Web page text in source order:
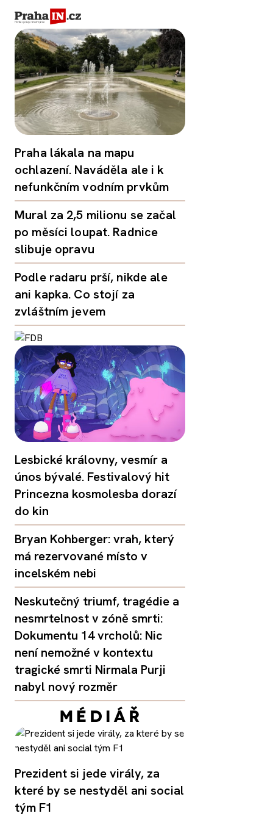
Praha lákala na mapu
ochlazení. Naváděla ale i k
nefunkčním vodním prvkům
Mural za 2,5 milionu se začal
po měsíci loupat. Radnice
slibuje opravu
Podle radaru prší, nikde ale
ani kapka. Co stojí za
zvláštním jevem
Lesbické královny, vesmír a
únos bývalé. Festivalový hit
Princezna kosmolesba dorazí
do kin
Bryan Kohberger: vrah, který
má rezervované místo v
incelském nebi
Neskutečný triumf, tragédie a
nesmrtelnost v zóně smrti:
Dokumentu 14 vrcholů: Nic
není nemožné v kontextu
tragické smrti Nirmala Purji
nabyl nový rozměr
Prezident si jede virály, za
které by se nestyděl ani social
tým F1